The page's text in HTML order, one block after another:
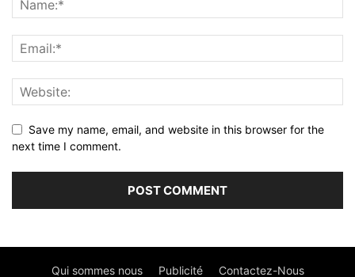
Save my name, email, and website in this browser for the
next time I comment.
Qui sommes nous Publicité Contactez-Nous